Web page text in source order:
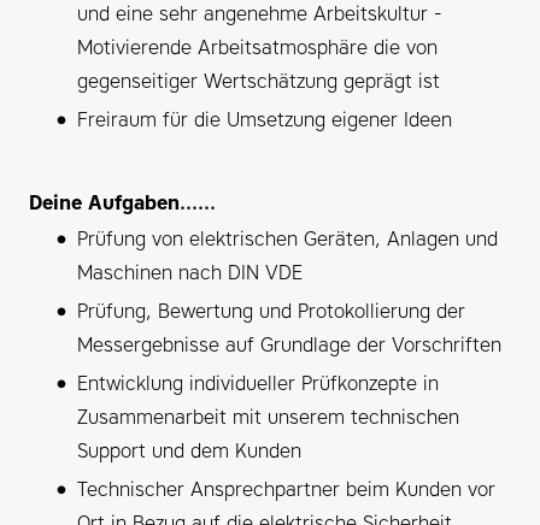
und eine sehr angenehme Arbeitskultur -
Motivierende Arbeitsatmosphäre die von
gegenseitiger Wertschätzung geprägt ist
Freiraum für die Umsetzung eigener Ideen
Deine Aufgaben......
Prüfung von elektrischen Geräten, Anlagen und
Maschinen nach DIN VDE
Prüfung, Bewertung und Protokollierung der
Messergebnisse auf Grundlage der Vorschriften
Entwicklung individueller Prüfkonzepte in
Zusammenarbeit mit unserem technischen
Support und dem Kunden
Technischer Ansprechpartner beim Kunden vor